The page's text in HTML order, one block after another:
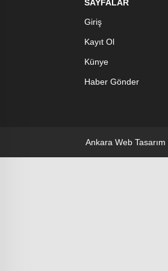
SAYFALAR
Giriş
Kayıt Ol
Künye
Haber Gönder
Ankara Web Tasarım